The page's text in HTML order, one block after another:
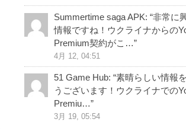
Summertime saga APK: “非常に
情報ですね！ウクライナからの
Premium契約がこ…”
4月 12, 04:51
51 Game Hub: “素晴らしい情報
うございます！ウクライナでの
Premiu…”
3月 19, 05:54